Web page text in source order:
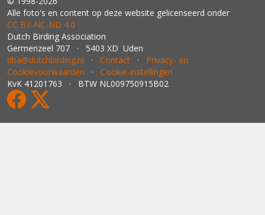
Alle foto's en content op deze website gelicenseerd onder
CC BY‑NC‑ND 4.0
Dutch Birding Association
Germenzeel 707 · 5403 XD Uden
dba@dutchbirding.nl · Contact · Privacy- en
Cookievoorwaarden · Cookie-instellingen
KvK 41201763 · BTW NL009750915B02